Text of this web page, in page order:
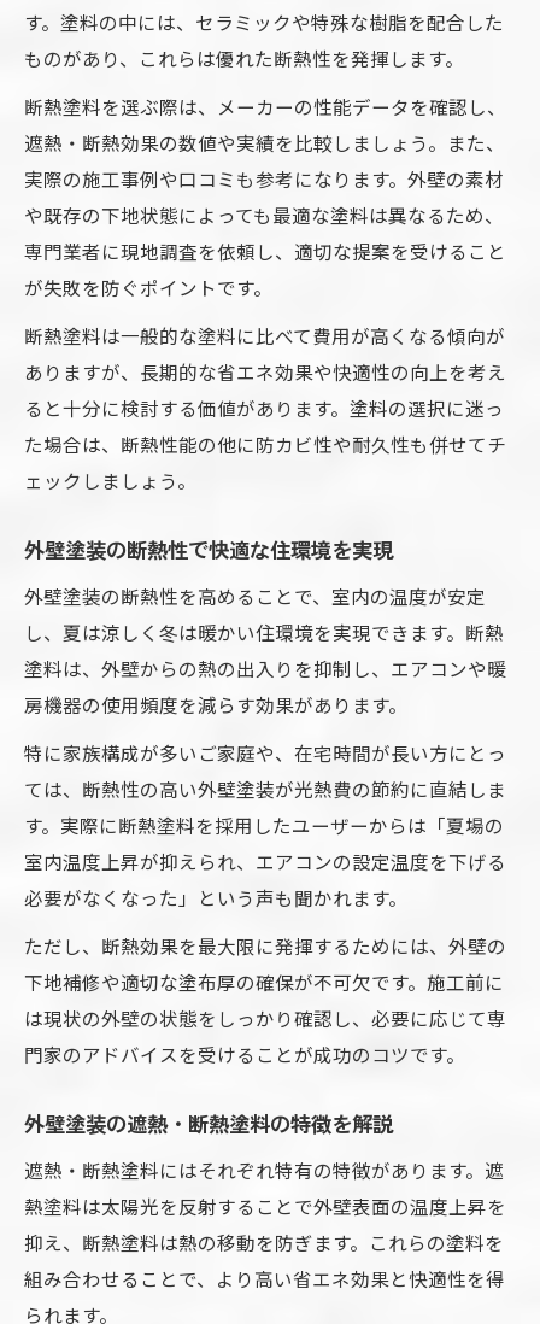
す。塗料の中には、セラミックや特殊な樹脂を配合した
ものがあり、これらは優れた断熱性を発揮します。
断熱塗料を選ぶ際は、メーカーの性能データを確認し、
遮熱・断熱効果の数値や実績を比較しましょう。また、
実際の施工事例や口コミも参考になります。外壁の素材
や既存の下地状態によっても最適な塗料は異なるため、
専門業者に現地調査を依頼し、適切な提案を受けること
が失敗を防ぐポイントです。
断熱塗料は一般的な塗料に比べて費用が高くなる傾向が
ありますが、長期的な省エネ効果や快適性の向上を考え
ると十分に検討する価値があります。塗料の選択に迷っ
た場合は、断熱性能の他に防カビ性や耐久性も併せてチ
ェックしましょう。
外壁塗装の断熱性で快適な住環境を実現
外壁塗装の断熱性を高めることで、室内の温度が安定
し、夏は涼しく冬は暖かい住環境を実現できます。断熱
塗料は、外壁からの熱の出入りを抑制し、エアコンや暖
房機器の使用頻度を減らす効果があります。
特に家族構成が多いご家庭や、在宅時間が長い方にとっ
ては、断熱性の高い外壁塗装が光熱費の節約に直結しま
す。実際に断熱塗料を採用したユーザーからは「夏場の
室内温度上昇が抑えられ、エアコンの設定温度を下げる
必要がなくなった」という声も聞かれます。
ただし、断熱効果を最大限に発揮するためには、外壁の
下地補修や適切な塗布厚の確保が不可欠です。施工前に
は現状の外壁の状態をしっかり確認し、必要に応じて専
門家のアドバイスを受けることが成功のコツです。
外壁塗装の遮熱・断熱塗料の特徴を解説
遮熱・断熱塗料にはそれぞれ特有の特徴があります。遮
熱塗料は太陽光を反射することで外壁表面の温度上昇を
抑え、断熱塗料は熱の移動を防ぎます。これらの塗料を
組み合わせることで、より高い省エネ効果と快適性を得
られます。